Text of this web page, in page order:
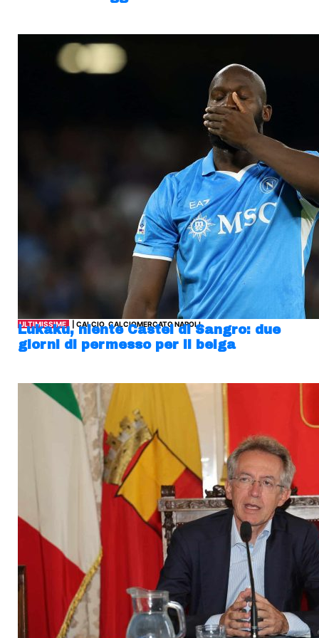
ULTIMISSIME | CALCIO, CALCIOMERCATO NAPOLI
Lukaku, niente Castel di Sangro: due
giorni di permesso per il belga